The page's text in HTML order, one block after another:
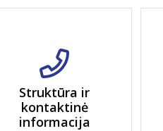
Struktūra ir
kontaktinė
informacija